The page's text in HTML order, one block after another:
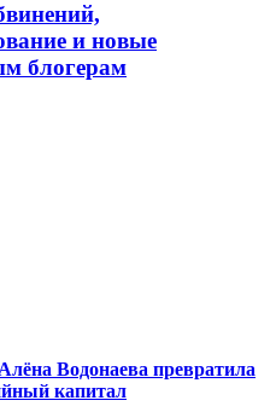
и новые
блогерам
Водонаева превратила
капитал